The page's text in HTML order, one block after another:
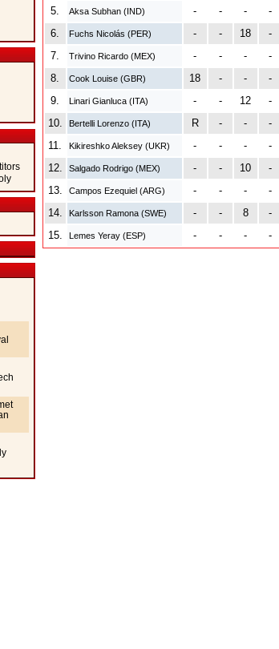
5.
Aksa Subhan (IND) - - - -
6.
Fuchs Nicolás (PER) - - 18 -
7.
Trivino Ricardo (MEX) - - - -
8.
Cook Louise (GBR) 18 - - -
9.
Linari Gianluca (ITA) - - 12 -
10.
Bertelli Lorenzo (ITA) R - - -
11.
Kikireshko Aleksey (UKR) - - - -
12.
Salgado Rodrigo (MEX) - - 10 -
13.
Campos Ezequiel (ARG) - - - -
14.
Karlsson Ramona (SWE) - - 8 -
15.
Lemes Yeray (ESP) - - - -